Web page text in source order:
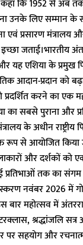
कहा कि 1952 से अब
उनके लिए सम्मान के
एवं प्रसारण मंत्रालय
जताई।भारतीय
यह एशिया के प्रमुख
आदान-प्रदान को
प्रदर्शित करने का एक
सबसे पुराना और
के अधीन राष्ट्रीय
रूप से आयोजित किया
और दर्शकों को
तक का संगम
नवंबर 2026 में
महोत्सव में
श्रद्धांजलि
पर सहयोग और